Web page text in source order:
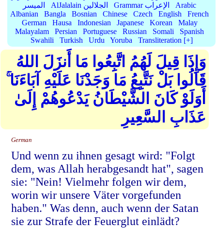
الميسر AlJalalain الجلالين Grammar الإعراب
Arabic
Albanian
Bangla Bosnian Chinese Czech English
French
German
Hausa Indonesian Japanese Korean
Malay
Malayalam
Persian Portuguese Russian Somali
Spanish
Swahili
Turkish Urdu Yoruba Transliteration [+]
وَإِذَا قِيلَ لَهُمُ اتَّبِعُوا مَا أَنزَلَ اللهُ
قَالُوا بَلْ نَتَّبِعُ مَا وَجَدْنَا عَلَيْهِ آبَاءَنَا ۚ
أَوَلَوْ كَانَ الشَّيْطَانُ يَدْعُوهُمْ إِلَىٰ
عَذَابِ السَّعِيرِ
German
Und wenn zu ihnen gesagt wird: "Folgt
dem, was Allah herabgesandt hat", sagen
sie: "Nein! Vielmehr folgen wir dem,
worin wir unsere Väter vorgefunden
haben." Was denn, auch wenn der Satan
sie zur Strafe der Feuerglut einlädt?